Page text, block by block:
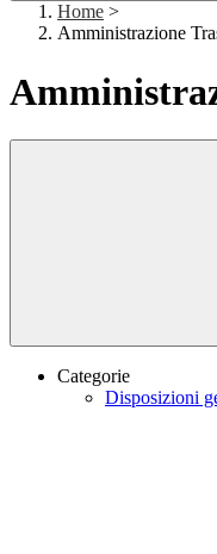
Home >
Amministrazione
Categorie
Disposizioni